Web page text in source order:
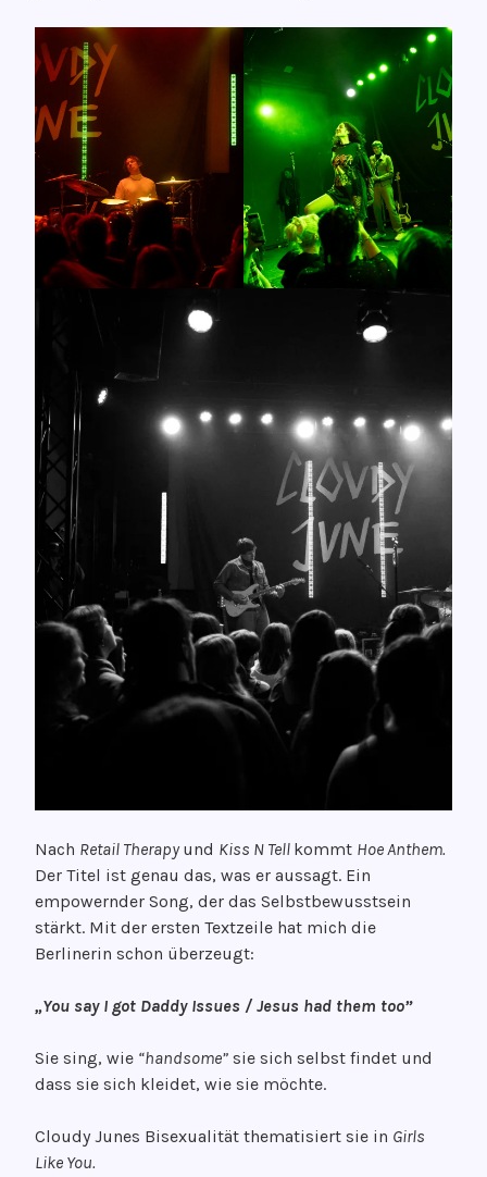
Nach Retail Therapyund Kiss N Tell kommt Hoe Anthem.
Der Titel ist genau das, was er aussagt. Ein
empowernder Song, der das Selbstbewusstsein
stärkt. Mit der ersten Textzeile hat mich die
Berlinerin schon überzeugt:
„You say I got Daddy Issues / Jesus had them too”
Sie sing, wie “handsome” sie sich selbst findet und
dass sie sich kleidet, wie sie möchte.
Cloudy Junes Bisexualität thematisiert sie in Girls
Like You.